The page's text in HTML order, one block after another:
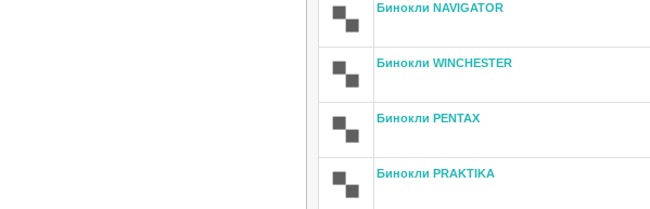
Бинокли NAVIGATOR
Бинокли WINCHESTER
Бинокли PENTAX
Бинокли PRAKTIKA